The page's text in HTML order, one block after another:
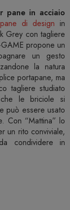
pane in acciaio
di design in
Grey con tagliere
propone un
un gesto
la natura
portapane, ma
tagliere studiato
le briciole si
può essere usato
Con “Mattina” lo
un rito conviviale,
condividere in